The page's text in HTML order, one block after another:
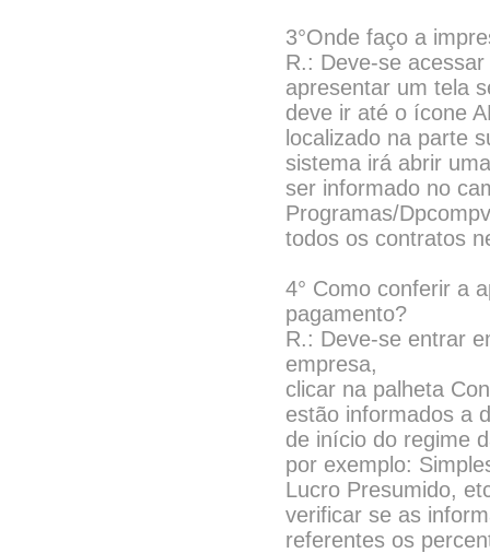
3°Onde faço a
R.: Deve-se
apresentar um tela
deve ir até o ícone
localizado na parte
sistema irá abrir
ser informado no
Programas/
todos os contratos
4° Como conferir a
pagamento?
R.: Deve-se entrar
empresa,
clicar na palheta
estão informados a
de início do regime
por exemplo:
Lucro Presumido,
verificar se as
referentes os